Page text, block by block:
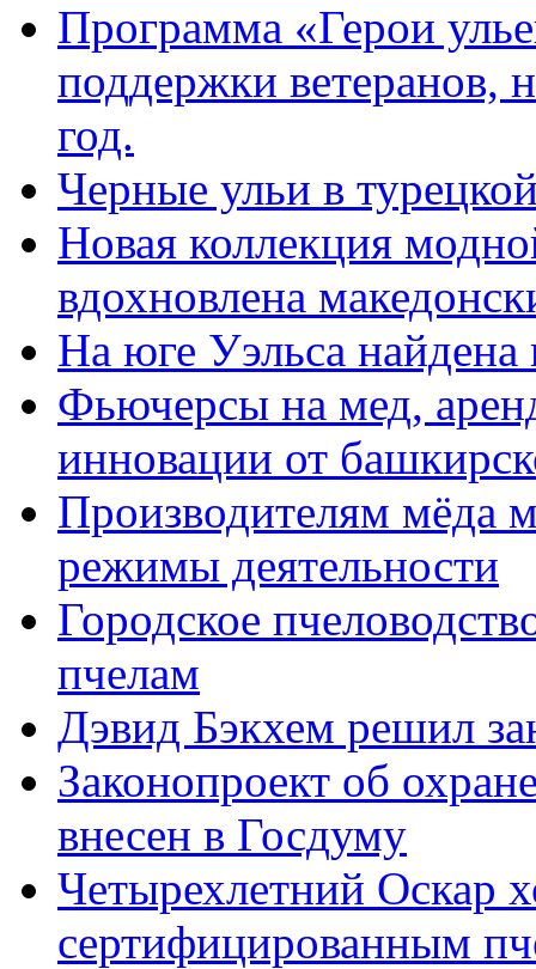
Программа «Герои
поддержки ветеранов,
год.
Черные ульи в
Новая коллекция
вдохновлена
На юге Уэльса найдена
Фьючерсы на мед,
инновации от
Производителям мёда
режимы деятельности
Городское
пчелам
Дэвид Бэкхем решил
Законопроект об
внесен в Госдуму
Четырехлетний Оскар
сертифицированным